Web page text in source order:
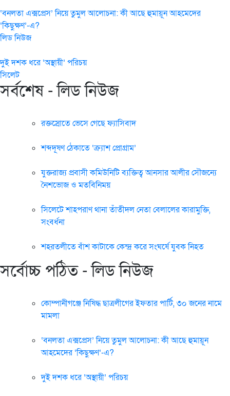
‘বনলতা এক্সপ্রেস’ নিয়ে তুমুল আলোচনা: কী আছে হুমায়ূন আহমেদের
‘কিছুক্ষণ’-এ?
লিড নিউজ
দুই দশক ধরে ‘অস্থায়ী’ পরিচয়
সিলেট
সর্বশেষ - লিড নিউজ
রক্তস্রোতে ভেসে গেছে ফ্যাসিবাদ
শব্দদূষণ ঠেকাতে ‘ক্র্যাশ প্রোগ্রাম’
যুক্তরাজ্য প্রবাসী কমিউনিটি ব্যক্তিত্ব আনসার আলীর সৌজন্যে
নৈশভোজ ও মতবিনিময়
সিলেটে শাহপরাণ থানা তাঁতীদল নেতা বেলালের কারামুক্তি,
সংবর্ধনা
শহরতলীতে বাঁশ কাটাকে কেন্দ্র করে সংঘর্ষে যুবক নিহত
সর্বোচ্চ পঠিত - লিড নিউজ
কোম্পানীগঞ্জে নিষিদ্ধ ছাত্রলীগের ইফতার পার্টি, ৩০ জনের নামে
মামলা
‘বনলতা এক্সপ্রেস’ নিয়ে তুমুল আলোচনা: কী আছে হুমায়ূন
আহমেদের ‘কিছুক্ষণ’-এ?
দুই দশক ধরে ‘অস্থায়ী’ পরিচয়